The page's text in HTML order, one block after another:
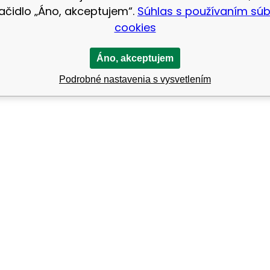
„Áno, akceptujem“. Súhlas s používaním
cookies
Áno, akceptujem
Podrobné nastavenia s vysvetlením